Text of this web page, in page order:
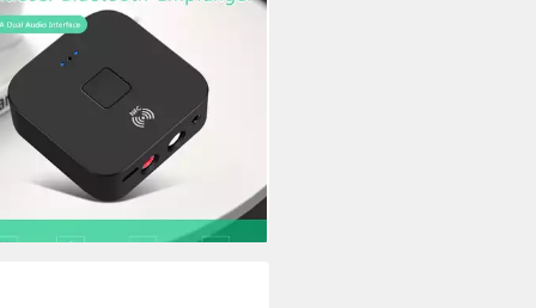
5.0 Audio
Wireless Audio
Receiver Bluetooth-Adapter
€
33,99 €
- in 4-5 Werktagen bei dir